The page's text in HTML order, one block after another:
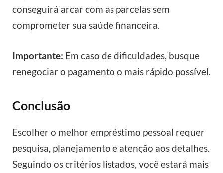
conseguirá arcar com as parcelas sem
comprometer sua saúde financeira.
Importante: Em caso de dificuldades, busque
renegociar o pagamento o mais rápido possível.
Conclusão
Escolher o melhor empréstimo pessoal requer
pesquisa, planejamento e atenção aos detalhes.
Seguindo os critérios listados, você estará mais